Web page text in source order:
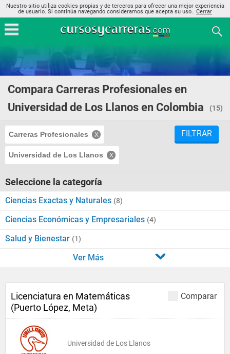
Nuestro sitio utiliza cookies propias y de terceros para ofrecer una mejor experiencia
de usuario. Si continúa navegando consideramos que acepta su uso.. Cerrar
Compara Carreras Profesionales en
Universidad de Los Llanos en Colombia
(15)
Carreras Profesionales
Universidad de Los Llanos
FILTRAR
Seleccione la categoría
Ciencias Exactas y Naturales (8)
Ciencias Económicas y Empresariales (4)
Salud y Bienestar (1)
Ver Más
Comparar
Licenciatura en Matemáticas
(Puerto López, Meta)
Universidad de Los Llanos